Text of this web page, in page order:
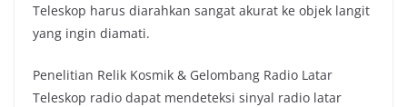
Teleskop harus diarahkan sangat akurat ke objek langit
yang ingin diamati.
Penelitian Relik Kosmik & Gelombang Radio Latar
Teleskop radio dapat mendeteksi sinyal radio latar